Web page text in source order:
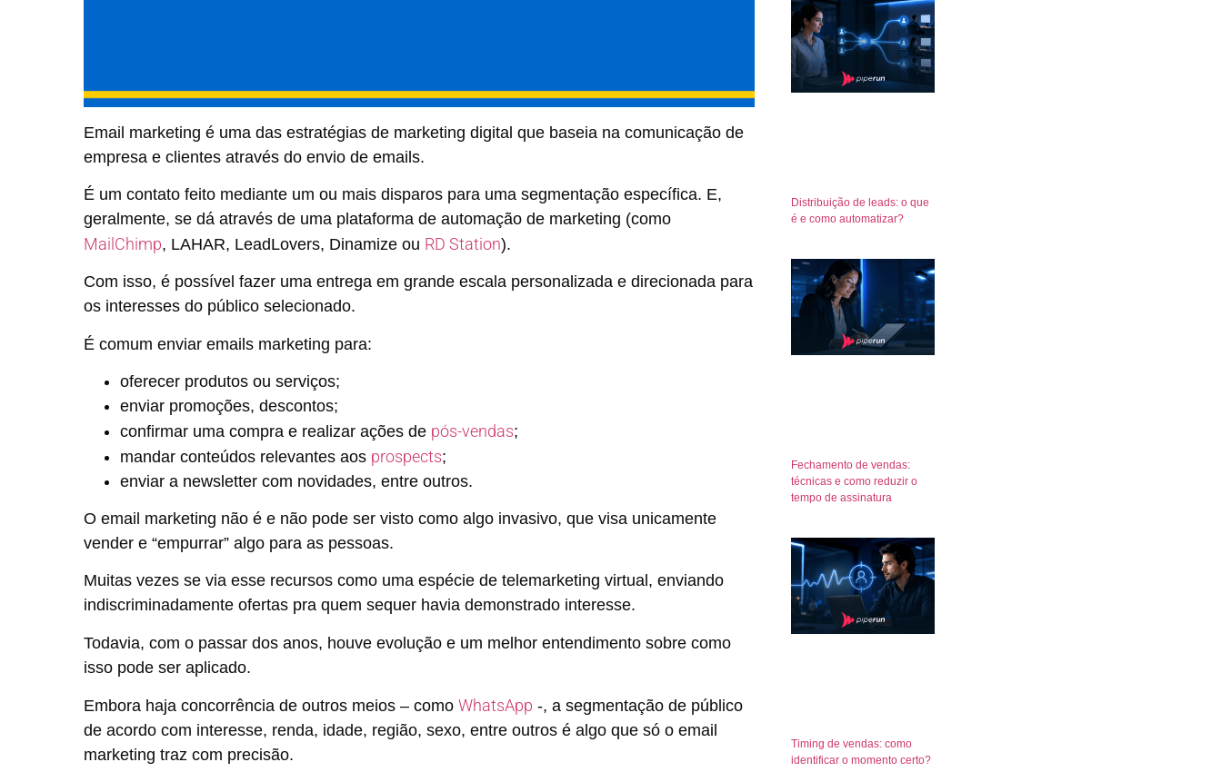
Email marketing é uma das estratégias de marketing digital que baseia na comunicação de
empresa e clientes através do envio de emails.
É um contato feito mediante um ou mais disparos para uma segmentação específica. E,
geralmente, se dá através de uma plataforma de automação de marketing (como
MailChimp, LAHAR, LeadLovers, Dinamize ou RD Station).
Com isso, é possível fazer uma entrega em grande escala personalizada e direcionada para
os interesses do público selecionado.
É comum enviar emails marketing para:
oferecer produtos ou serviços;
enviar promoções, descontos;
confirmar uma compra e realizar ações de pós-vendas;
mandar conteúdos relevantes aos prospects;
enviar a newsletter com novidades, entre outros.
O email marketing não é e não pode ser visto como algo invasivo, que visa unicamente
vender e “empurrar” algo para as pessoas.
Muitas vezes se via esse recursos como uma espécie de telemarketing virtual, enviando
indiscriminadamente ofertas pra quem sequer havia demonstrado interesse.
Todavia, com o passar dos anos, houve evolução e um melhor entendimento sobre como
isso pode ser aplicado.
Embora haja concorrência de outros meios – como WhatsApp -, a segmentação de público
de acordo com interesse, renda, idade, região, sexo, entre outros é algo que só o email
marketing traz com precisão.
Distribuição de leads: o que
é e como automatizar?
Fechamento de vendas:
técnicas e como reduzir o
tempo de assinatura
Timing de vendas: como
identificar o momento certo?